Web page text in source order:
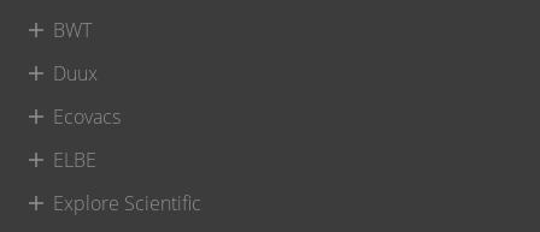
BWT
Duux
Ecovacs
ELBE
Explore Scientific